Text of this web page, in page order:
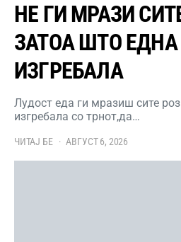
НЕ ГИ МРАЗИ
ЗАТОА ШТО ЕДНА
ИЗГРЕБАЛА
Лудост еда ги мразиш сите
изгребала со трнот,да…
ЧИТАЈ БЕ АВГУСТ 6, 2026